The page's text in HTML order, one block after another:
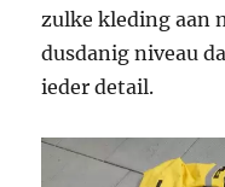
zulke kleding aan
dusdanig niveau
ieder detail.